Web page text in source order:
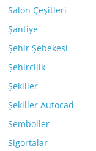
Salon Çeşitleri
Şantiye
Şehir Şebekesi
Şehircilik
Şekiller
Şekiller Autocad
Semboller
Sigortalar